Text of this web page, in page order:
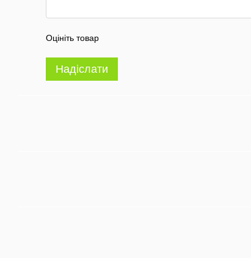
Оцініть товар
Надіслати